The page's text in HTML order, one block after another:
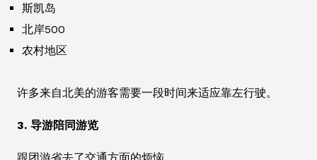
斯凯岛
北岸500
农村地区
许多来自北美的游客需要一段时间来适应靠左行驶。
3. 导游陪同游览
跟团游省去了交通方面的烦恼。